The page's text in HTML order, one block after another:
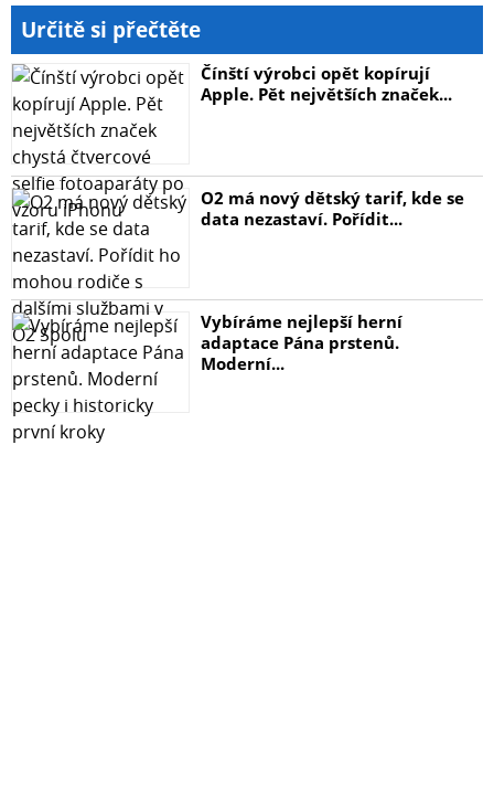
Určitě si přečtěte
Čínští výrobci opět kopírují
Apple. Pět největších značek...
O2 má nový dětský tarif, kde se
data nezastaví. Pořídit...
Vybíráme nejlepší herní
adaptace Pána prstenů.
Moderní...